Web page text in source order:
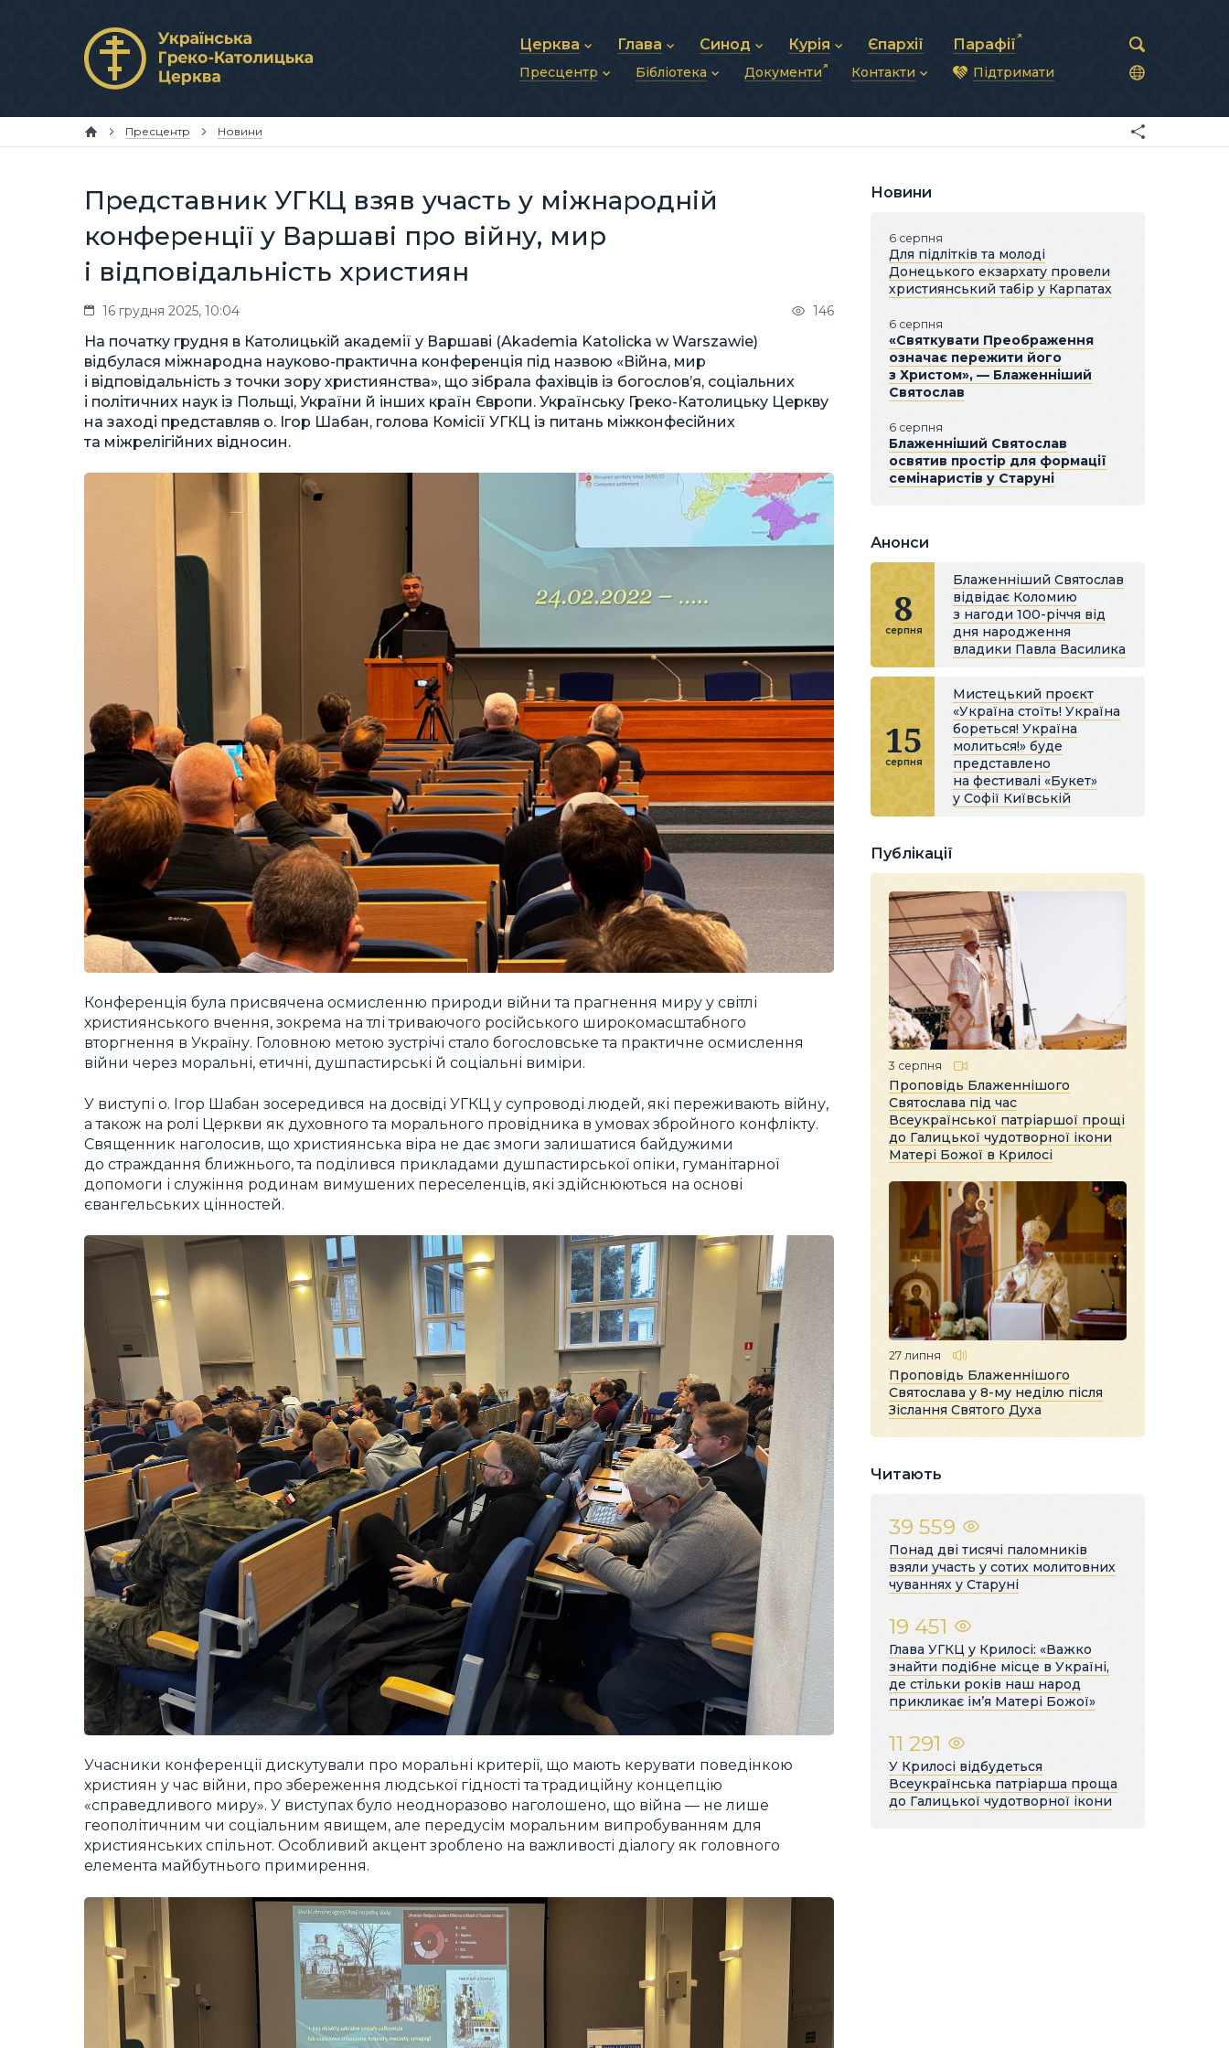
Церква
Про УГКЦ
Структура УГКЦ
Глава
Блаженніший Святослав
Фотографії
Синод
Синод Єпископів
Митрополичі Синоди
Курія
Душпастирська рада
Зв’язки та комунікації
Єпархії Парафії
Пресцентр
Публікації
Фото та відео
Бібліотека
Молитви
Документи Контакти
Синоди Єпископів
Патріарша курія
Підтримати
Пресцентр Новини
Представник УГКЦ взяв участь у міжнародній
конференції у Варшаві про війну, мир
і відповідальність християн
16 грудня 2025, 10:04 146
На початку грудня в Католицькій академії у Варшаві (Akademia Katolicka w Warszawie)
відбулася міжнародна науково-практична конференція під назвою «Війна, мир
і відповідальність з точки зору християнства», що зібрала фахівців із богослов’я, соціальних
і політичних наук із Польщі, України й інших країн Європи. Українську Греко-Католицьку Церкву
на заході представляв о. Ігор Шабан, голова Комісії УГКЦ із питань міжконфесійних
та міжрелігійних відносин.
Конференція була присвячена осмисленню природи війни та прагнення миру у світлі
християнського вчення, зокрема на тлі триваючого російського широкомасштабного
вторгнення в Україну. Головною метою зустрічі стало богословське та практичне осмислення
війни через моральні, етичні, душпастирські й соціальні виміри.
У виступі о. Ігор Шабан зосередився на досвіді УГКЦ у супроводі людей, які переживають війну,
а також на ролі Церкви як духовного та морального провідника в умовах збройного конфлікту.
Священник наголосив, що християнська віра не дає змоги залишатися байдужими
до страждання ближнього, та поділився прикладами душпастирської опіки, гуманітарної
допомоги і служіння родинам вимушених переселенців, які здійснюються на основі
євангельських цінностей.
Учасники конференції дискутували про моральні критерії, що мають керувати поведінкою
християн у час війни, про збереження людської гідності та традиційну концепцію
«справедливого миру». У виступах було неодноразово наголошено, що війна — не лише
геополітичним чи соціальним явищем, але передусім моральним випробуванням для
християнських спільнот. Особливий акцент зроблено на важливості діалогу як головного
елемента майбутнього примирення.
Новини
6 серпня
Для підлітків та молоді
Донецького екзархату провели
християнський табір у Карпатах
6 серпня
«Святкувати Преображення
означає пережити його
з Христом», — Блаженніший
Святослав
6 серпня
Блаженніший Святослав
освятив простір для формації
семінаристів у Старуні
Анонси
8
серпня
Блаженніший Святослав
відвідає Коломию
з нагоди 100-річчя від
дня народження
владики Павла Василика
15
серпня
Мистецький проєкт
«Україна стоїть! Україна
бореться! Україна
молиться!» буде
представлено
на фестивалі «Букет»
у Софії Київській
Публікації
3 серпня
Проповідь Блаженнішого
Святослава під час
Всеукраїнської патріаршої прощі
до Галицької чудотворної ікони
Матері Божої в Крилосі
27 липня
Проповідь Блаженнішого
Святослава у 8-му неділю після
Зіслання Святого Духа
Читають
39 559
Понад дві тисячі паломників
взяли участь у сотих молитовних
чуваннях у Старуні
19 451
Глава УГКЦ у Крилосі: «Важко
знайти подібне місце в Україні,
де стільки років наш народ
прикликає ім’я Матері Божої»
11 291
У Крилосі відбудеться
Всеукраїнська патріарша проща
до Галицької чудотворної ікони